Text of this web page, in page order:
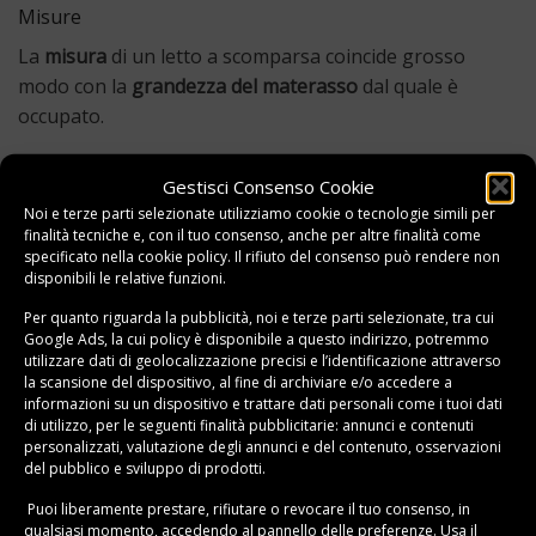
Gestisci Consenso Cookie
Noi e terze parti selezionate utilizziamo cookie o tecnologie simili per
finalità tecniche e, con il tuo consenso, anche per altre finalità come
specificato nella cookie policy. Il rifiuto del consenso può rendere non
disponibili le relative funzioni.
Per quanto riguarda la pubblicità, noi e terze parti selezionate, tra cui
Google Ads, la cui policy è disponibile a questo indirizzo, potremmo
utilizzare dati di geolocalizzazione precisi e l’identificazione attraverso
la scansione del dispositivo, al fine di archiviare e/o accedere a
informazioni su un dispositivo e trattare dati personali come i tuoi dati
di utilizzo, per le seguenti finalità pubblicitarie: annunci e contenuti
personalizzati, valutazione degli annunci e del contenuto, osservazioni
del pubblico e sviluppo di prodotti.
Puoi liberamente prestare, rifiutare o revocare il tuo consenso, in
qualsiasi momento, accedendo al pannello delle preferenze. Usa il
Misure
La misura di un letto a scomparsa coincide grosso
modo con la grandezza del materasso dal quale è
occupato.
indicative dei materassi sono le seguenti:
Matrimoniale: 160/180 x 190/200 cm.
Singolo: 120 x 190/200 cm.
Ovviamente, la considerazione di tali misure serve
soprattutto a stimare la porzione di superficie che
andrà ad occupare il lettouna volta aperto.
Una volta chiuso, riposto o trasformato, invece, il letto